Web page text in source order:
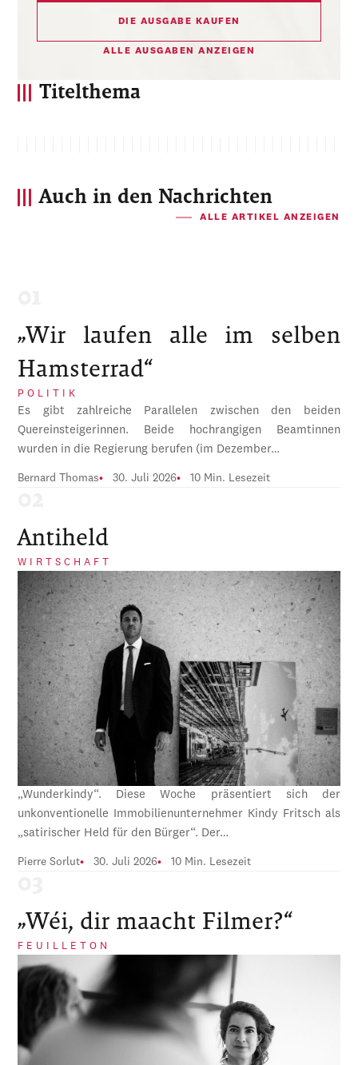
Titelthema
DIE AUSGABE KAUFEN
ALLE AUSGABEN ANZEIGEN
Auch in den Nachrichten
ALLE ARTIKEL ANZEIGEN
„Wir laufen alle im selben
Hamsterrad“
POLITIK
Es gibt zahlreiche Parallelen zwischen den beiden
Quereinsteigerinnen. Beide hochrangigen Beamtinnen
wurden in die Regierung berufen (im Dezember…
Bernard Thomas 30. Juli 2026 10 Min. Lesezeit
Antiheld
WIRTSCHAFT
„Wunderkindy“. Diese Woche präsentiert sich der
unkonventionelle Immobilienunternehmer Kindy Fritsch als
„satirischer Held für den Bürger“. Der…
Pierre Sorlut 30. Juli 2026 10 Min. Lesezeit
„Wéi, dir maacht Filmer?“
FEUILLETON